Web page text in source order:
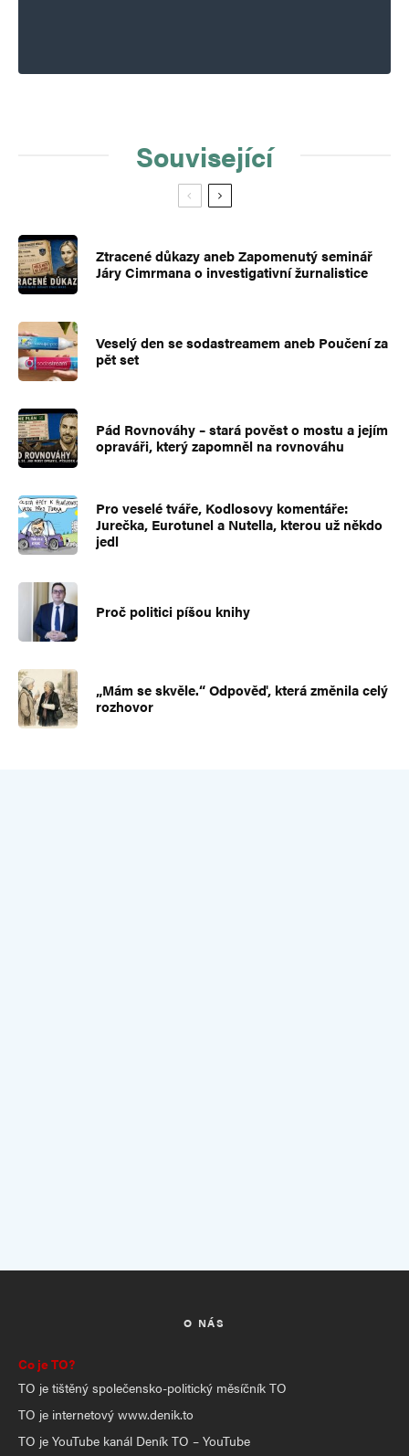
Související
Ztracené důkazy aneb Zapomenutý seminář
Járy Cimrmana o investigativní žurnalistice
Veselý den se sodastreamem aneb Poučení za
pět set
Pád Rovnováhy – stará pověst o mostu a jejím
opraváři, který zapomněl na rovnováhu
Pro veselé tváře, Kodlosovy komentáře:
Jurečka, Eurotunel a Nutella, kterou už někdo
jedl
Proč politici píšou knihy
„Mám se skvěle.“ Odpověď, která změnila celý
rozhovor
O NÁS
Co je TO?
TO je tištěný společensko-politický měsíčník TO
TO je internetový www.denik.to
TO je YouTube kanál Deník TO – YouTube